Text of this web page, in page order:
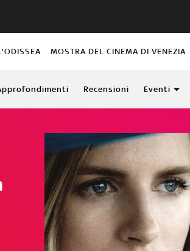
MOSTRA DEL CINEMA DI VENEZIA
Recensioni Eventi